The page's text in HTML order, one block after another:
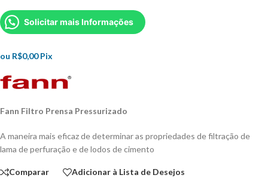
Solicitar mais Informações
ou R$0,00 Pix
Fann Filtro Prensa Pressurizado
A maneira mais eficaz de determinar as propriedades de filtração de
lama de perfuração e de lodos de cimento
Comparar Adicionar à Lista de Desejos